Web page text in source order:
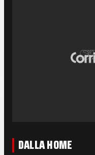
DALLA HOME